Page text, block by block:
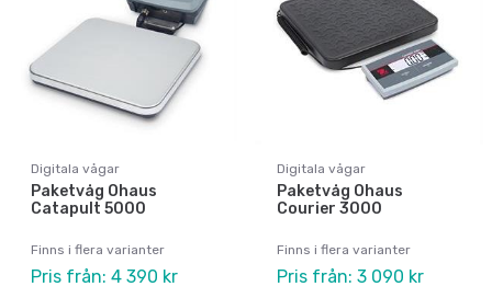
Digitala vågar
Paketvåg Ohaus
Catapult 5000
Finns i flera varianter
Pris från: 4 390 kr
Digitala vågar
Paketvåg Ohaus
Courier 3000
Finns i flera varianter
Pris från: 3 090 kr